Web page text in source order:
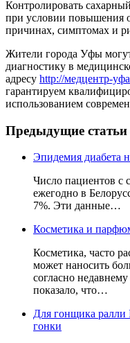
Контролировать
при условии повышения
причинах, симптомах и
Жители города Уфы
диагностику в
адресу http://медцентр-
гарантируем
использованием
Предыдущие
Эпидемия диабета
Число пациентов с
ежегодно в
7%. Эти данные…
Косметика и
Косметика, часто
может наносить
согласно
показало, что…
Для гонщика ралли
гонки